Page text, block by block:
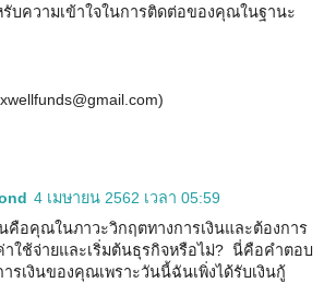
ความเข้าใจในการติดต่อของคุณในฐานะ
4 เมษายน 2562 เวลา 05:59
อคุณในภาวะวิกฤตทางการเงินและต้องการ
าใช้จ่ายและเริ่มต้นธุรกิจหรือไม่? นี่คือคำตอบ
รเงินของคุณเพราะวันนี้ฉันเพิ่งได้รับเงินกู้